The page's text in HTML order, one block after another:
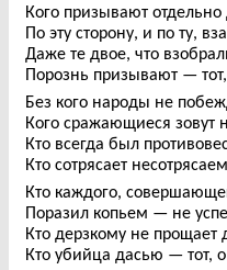
Кого призывают
По эту сторону, и по ту,
Даже те двое, что
Порознь призывают —
Без кого народы не
Кого сражающиеся зовут
Кто всегда был
Кто сотрясает
Кто каждого,
Поразил копьем — не
Кто дерзкому не прощает
Кто убийца дасью — тот,